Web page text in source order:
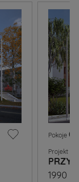
Pokoje 0
Projekt
1990 m